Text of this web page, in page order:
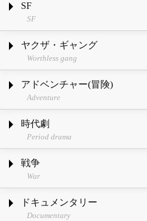
SF
SF
ヤクザ・ギャング
Worthless gang
アドベンチャー(冒険)
Adventure
時代劇
Period drama
戦争
War
ドキュメンタリー
Documentary